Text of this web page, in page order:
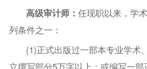
高级审计师：任现职以来，学
列条件之一：
(1)正式出版过一部本专业学术